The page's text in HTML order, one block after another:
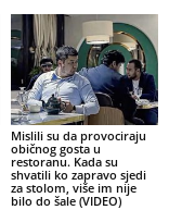
Mislili su da provociraju
običnog gosta u
restoranu. Kada su
shvatili ko zapravo sjedi
za stolom, više im nije
bilo do šale (VIDEO)